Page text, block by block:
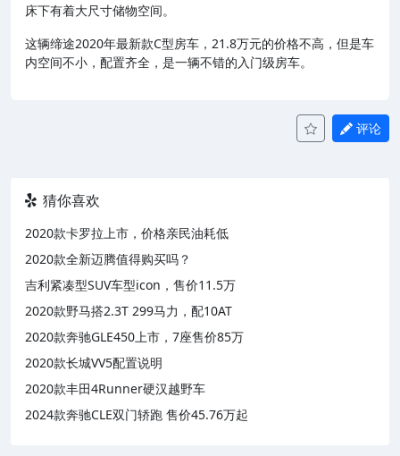
床下有着大尺寸储物空间。
这辆缔途2020年最新款C型房车，21.8万元的价格不高，但是车
内空间不小，配置齐全，是一辆不错的入门级房车。
评论
猜你喜欢
2020款卡罗拉上市，价格亲民油耗低
2020款全新迈腾值得购买吗？
吉利紧凑型SUV车型icon，售价11.5万
2020款野马搭2.3T 299马力，配10AT
2020款奔驰GLE450上市，7座售价85万
2020款长城VV5配置说明
2020款丰田4Runner硬汉越野车
2024款奔驰CLE双门轿跑 售价45.76万起